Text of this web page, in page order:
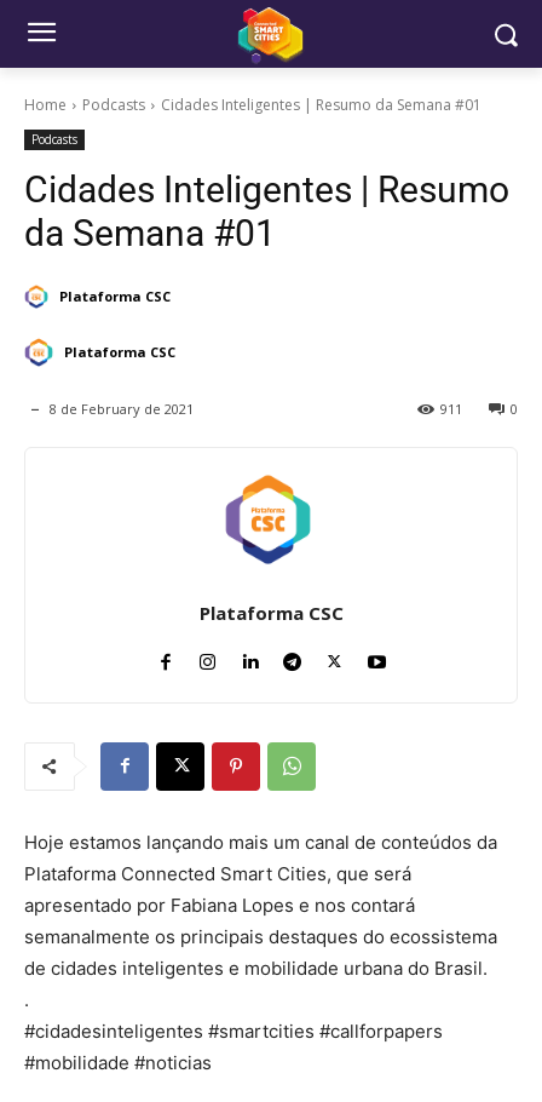
Home Podcasts Cidades Inteligentes | Resumo da Semana #01
Podcasts
Cidades Inteligentes | Resumo
da Semana #01
Plataforma CSC
Plataforma CSC
8 de February de 2021 0
911
Plataforma CSC
Hoje estamos lançando mais um canal de conteúdos da
Plataforma Connected Smart Cities, que será
apresentado por Fabiana Lopes e nos contará
semanalmente os principais destaques do ecossistema
de cidades inteligentes e mobilidade urbana do Brasil.
.
#cidadesinteligentes​ #smartcities​ #callforpapers​
#mobilidade​ #noticias